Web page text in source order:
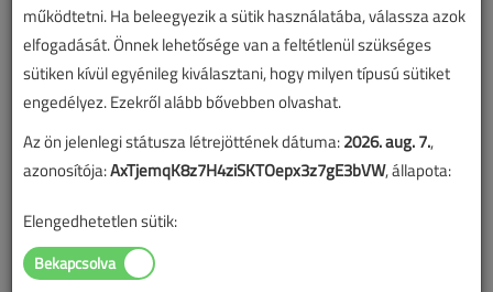
működtetni. Ha beleegyezik a sütik használatába, válassza azok
elfogadását. Önnek lehetősége van a feltétlenül szükséges
sütiken kívül egyénileg kiválasztani, hogy milyen típusú sütiket
engedélyez. Ezekről alább bővebben olvashat.
Az ön jelenlegi státusza létrejöttének dátuma:2026. aug. 7.,
azonosítója:AxTjemqK8z7H4ziSKTOepx3z7gE3bVW, állapota:
Elengedhetetlen sütik: